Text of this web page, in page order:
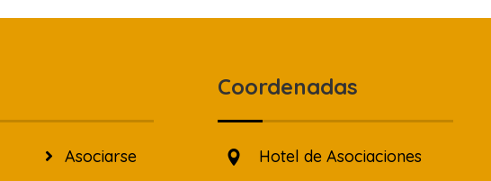
Asociarse
Coordenadas
Hotel de Asociaciones